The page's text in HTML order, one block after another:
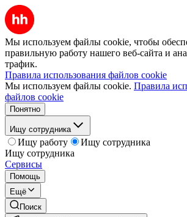
Мы используем файлы cookie, чтобы
правильную работу нашего веб-сайта и
трафик.
Правила использования файлов cookie
Мы используем файлы cookie. Правила
файлов cookie
Понятно
Ищу сотрудника
Ищу работу
Ищу сотрудника
Ищу сотрудника
Сервисы
Помощь
Ещё
Поиск